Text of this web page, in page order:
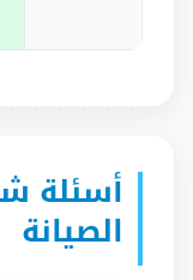
أسئلة
الصيانة